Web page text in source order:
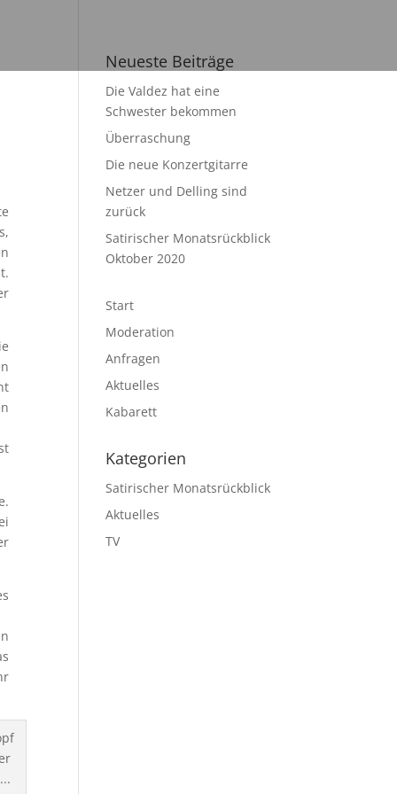
Neueste Beiträge
Die Valdez hat eine
Schwester bekommen
Überraschung
Die neue Konzertgitarre
Netzer und Delling sind
zurück
Satirischer Monatsrückblick
Oktober 2020
Start
Moderation
Anfragen
Aktuelles
Kabarett
Kategorien
Satirischer Monatsrückblick
Aktuelles
TV